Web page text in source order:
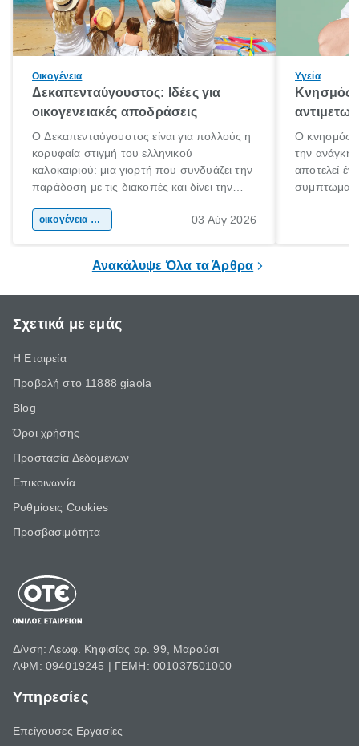
Οικογένεια
Δεκαπενταύγουστος: Ιδέες για
οικογενειακές αποδράσεις
Ο Δεκαπενταύγουστος είναι για πολλούς η
κορυφαία στιγμή του ελληνικού
καλοκαιριού: μια γιορτή που συνδυάζει την
παράδοση με τις διακοπές και δίνει την
χώρας. Είτε πρόκειται για λίγες μέρες
οικογένεια & παιδί 03 Αύγ 2026
Υγεία
Κνησμός:
Ο κνησμός
την ανάγκη
αποτελεί
Ανακάλυψε Όλα τα Άρθρα
Σχετικά με εμάς
Η Εταιρεία
Προβολή στο 11888 giaola
Blog
Όροι χρήσης
Προστασία Δεδομένων
Επικοινωνία
Ρυθμίσεις Cookies
Προσβασιμότητα
Δ/νση: Λεωφ. Κηφισίας αρ. 99, Μαρούσι
ΑΦΜ: 094019245 | ΓΕΜΗ: 001037501000
Υπηρεσίες
Επείγουσες Εργασίες